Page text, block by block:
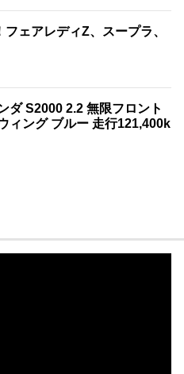
ェアレディZ、スープラ、
ダ S2000 2.2 無限フロント
ィング ブルー 走行121,400k